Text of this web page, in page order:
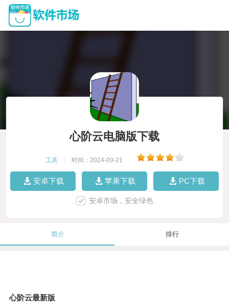
心阶云电脑版下载
工具 时间：2024-09-21
安卓下载 苹果下载 PC下载
安卓市场，安全绿色
简介 排行
心阶云最新版